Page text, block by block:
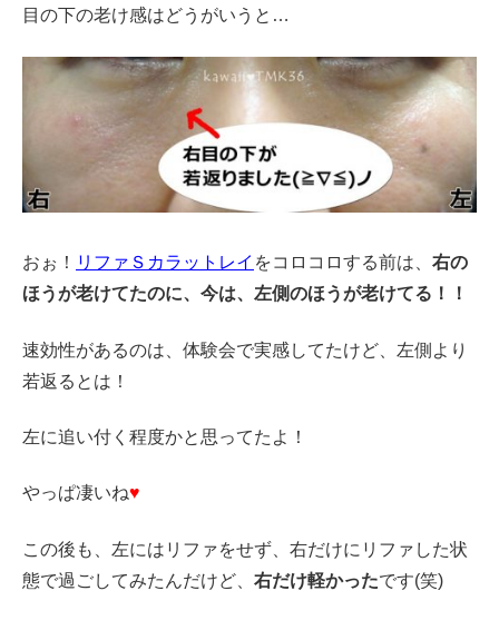
目の下の老け感はどうがいうと…
おぉ！ リファＳカラットレイ をコロコロする前は、 右の
ほうが老けてたのに、今は、左側のほうが老けてる！！
速効性があるのは、体験会で実感してたけど、左側より
若返るとは！
左に追い付く程度かと思ってたよ！
やっぱ凄いね♥
この後も、左にはリファをせず、右だけにリファした状
態で過ごしてみたんだけど、 右だけ軽かったです(笑)